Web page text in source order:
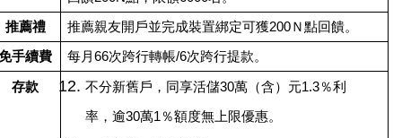
推薦禮 推薦親友開戶並完成裝置綁定可獲200Ｎ點回饋。
手續費 每月66次跨行轉帳/6次跨行提款。
存款 不分新舊戶，同享活儲30萬（含）元1.3％利
率，逾30萬1％額度無上限優惠。